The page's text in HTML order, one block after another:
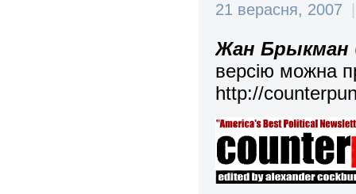
21 верасня, 2007
Жан Брыкман
версію можна
http://